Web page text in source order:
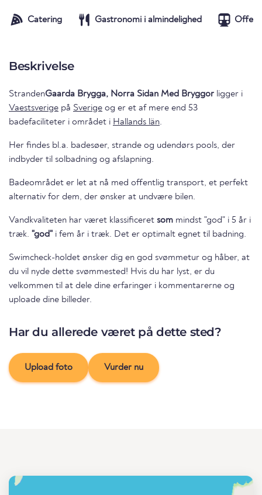
Catering Gastronomi i almindelighed
Beskrivelse
StrandenGaarda Brygga, Norra Sidan Med Bryggor ligger i
Vaestsverige på Sverige og er et af mere end 53
badefaciliteter i området i Hallands län.
Her findes bl.a. badesøer, strande og udendørs pools, der
indbyder til solbadning og afslapning.
Badeområdet er let at nå med offentlig transport, et perfekt
alternativ for dem, der ønsker at undvære bilen.
Vandkvaliteten har været klassificeret som mindst "god" i 5 år i
træk. "god" i fem år i træk. Det er optimalt egnet til badning.
Swimcheck-holdet ønsker dig en god svømmetur og håber, at
du vil nyde dette svømmested! Hvis du har lyst, er du
velkommen til at dele dine erfaringer i kommentarerne og
uploade dine billeder.
Har du allerede været på dette sted?
Upload foto Vurder nu